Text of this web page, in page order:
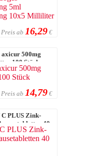
Preis ab 16,29 €
500mg
100 Stück
Preis ab 14,79 €
PLUS Zink-
40
Stück